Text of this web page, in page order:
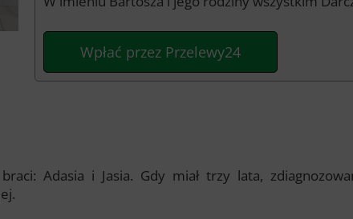
Wpłać przez Przelewy24
Adasia i Jasia. Gdy miał trzy lata,